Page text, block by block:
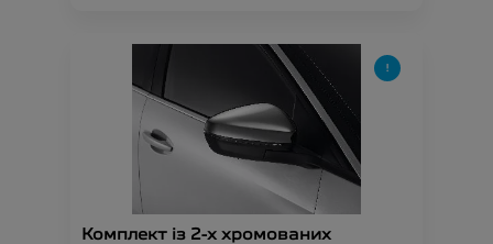
Комплект із 2-х хромованих